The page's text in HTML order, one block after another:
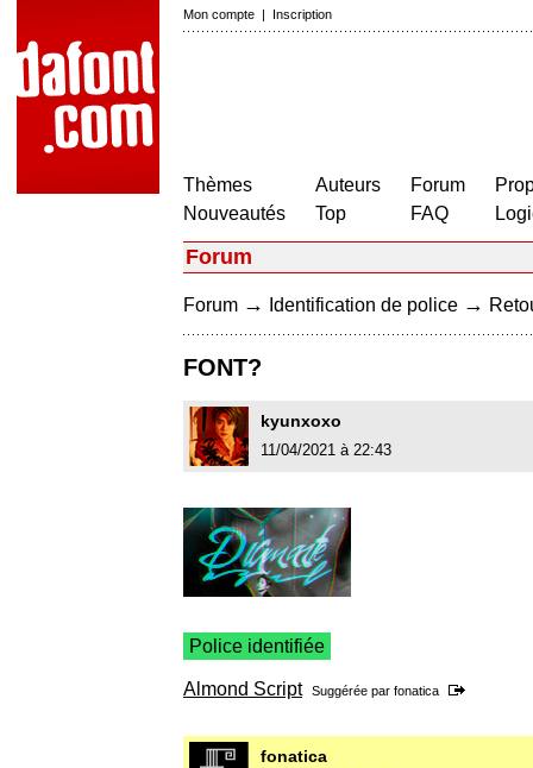
Mon compte | Inscription
Thèmes
Nouveautés
Auteurs
Top
Forum
FAQ
Forum
Forum → Identification de police →
FONT?
kyunxoxo
11/04/2021 à 22:43
Police identifiée
Almond Script Suggérée par fonatica
fonatica